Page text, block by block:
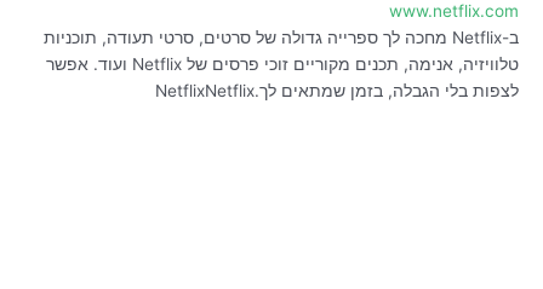
www.netflix.com
ב-Netflix מחכה לך ספרייה גדולה של סרטים, סרטי תעודה, תוכניות
טלוויזיה, אנימה, תכנים מקוריים זוכי פרסים של Netflix ועוד. אפשר
לצפות בלי הגבלה, בזמן שמתאים לך.NetflixNetflix